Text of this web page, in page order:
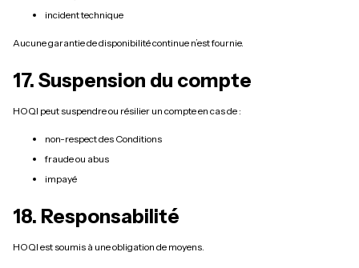
incident technique
Aucune garantie de disponibilité continue n’est fournie.
17. Suspension du compte
HOQI peut suspendre ou résilier un compte en cas de :
non-respect des Conditions
fraude ou abus
impayé
18. Responsabilité
HOQI est soumis à une obligation de moyens.